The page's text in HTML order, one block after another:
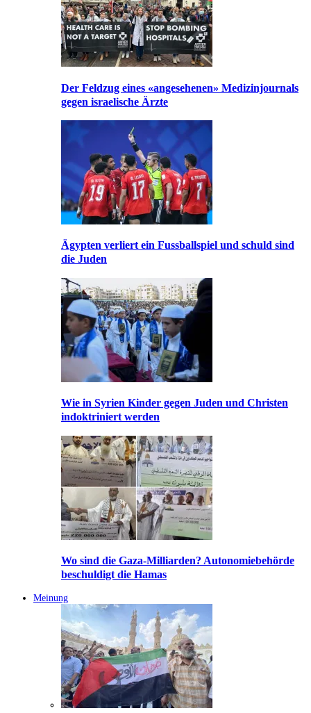
Der Feldzug eines «angesehenen» Medizinjournals
gegen israelische Ärzte
Ägypten verliert ein Fussballspiel und schuld sind
die Juden
Wie in Syrien Kinder gegen Juden und Christen
indoktriniert werden
Wo sind die Gaza-Milliarden? Autonomiebehörde
beschuldigt die Hamas
Meinung